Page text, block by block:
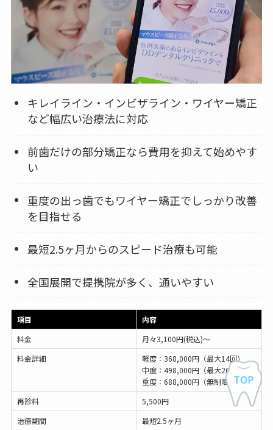
キレイライン・インビザライン・ワイヤー矯正
など幅広い治療法に対応
前歯だけの部分矯正なら費用を抑えて始めやす
い
重度の出っ歯でもワイヤー矯正でしっかり改善
を目指せる
最短2.5ヶ月からのスピード治療も可能
全国展開で提携院が多く、通いやすい
項目
内容
料金
月々3,100円(税込)〜
料金詳細
軽度：368,000円（最大14回）
中度：498,000円（最大26回）
重度：688,000円（無制限）
再診料
5,500円
治療期間
最短2.5ヶ月